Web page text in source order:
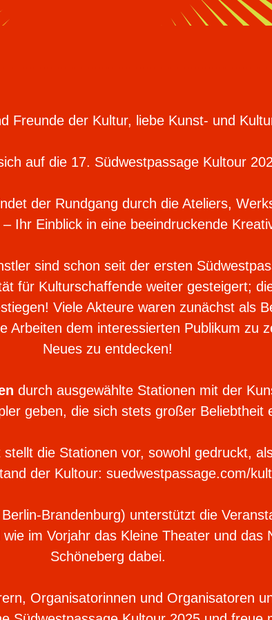
Freunde der Kultur, liebe Kunst- und
auf die 17. Südwestpassage Kultour
der Rundgang durch die Ateliers,
Ihr Einblick in eine beeindruckende
sind schon seit der ersten
für Kulturschaffende weiter gesteigert;
Viele Akteure waren zunächst als
Arbeiten dem interessierten Publikum zu
Neues zu entdecken!
durch ausgewählte Stationen mit der
geben, die sich stets großer Beliebtheit
die Stationen vor, sowohl gedruckt,
der Kultour: suedwestpassage.com/
Brandenburg) unter­stützt die
im Vorjahr das Kleine Theater und das
Schöneberg dabei.
Organisatorinnen und Organisatoren